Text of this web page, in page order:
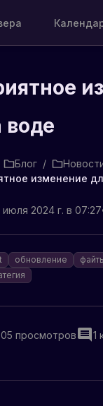
воде
Блог /
изменение
июля 2024 г. в 07:27
обновление
просмотров 1